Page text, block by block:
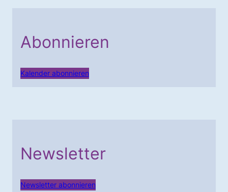
Abonnieren
Kalender abonnieren
Newsletter
Newsletter abonnieren